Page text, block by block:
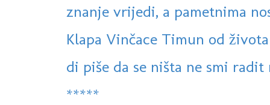
znanje vrijedi, a pametnima
Klapa Vinčace Timun od života
di piše da se ništa ne smi radit
*****